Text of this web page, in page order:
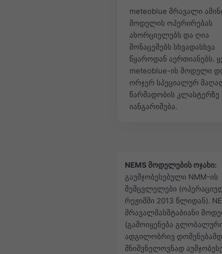
meteoblue მრავალი
მოდელის ოპერირებას
ახორციელებს და ღია
მონაცემებს სხვადასხვა
წყაროდან აერთიანებს.
meteoblue-ის მოდელი
ორჯერ სპეციალურ
წარმადობის კლასტერზე
იანგარიშება.
NEMS მოდელების ოჯახი:
გაუმჯობესებული NMM-ის
შემცვლელები
რეჟიმში 2013 წლიდან).
მრავალმასშტაბიანი
(გამოიყენება
ადგილობრივ
მნიშვნელოვნად